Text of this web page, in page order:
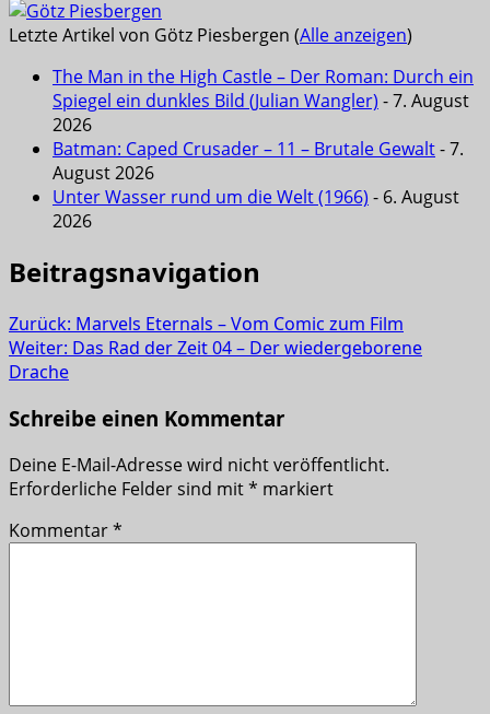
Letzte Artikel von Götz Piesbergen (Alle anzeigen)
The Man in the High Castle – Der Roman: Durch ein
Spiegel ein dunkles Bild (Julian Wangler) - 7. August
2026
Batman: Caped Crusader – 11 – Brutale Gewalt- 7.
August 2026
Unter Wasser rund um die Welt (1966) - 6. August
2026
Beitragsnavigation
Zurück: Marvels Eternals – Vom Comic zum Film
Weiter: Das Rad der Zeit 04 – Der wiedergeborene
Drache
Schreibe einen Kommentar
Deine E-Mail-Adresse wird nicht veröffentlicht.
Erforderliche Felder sind mit* markiert
Kommentar*